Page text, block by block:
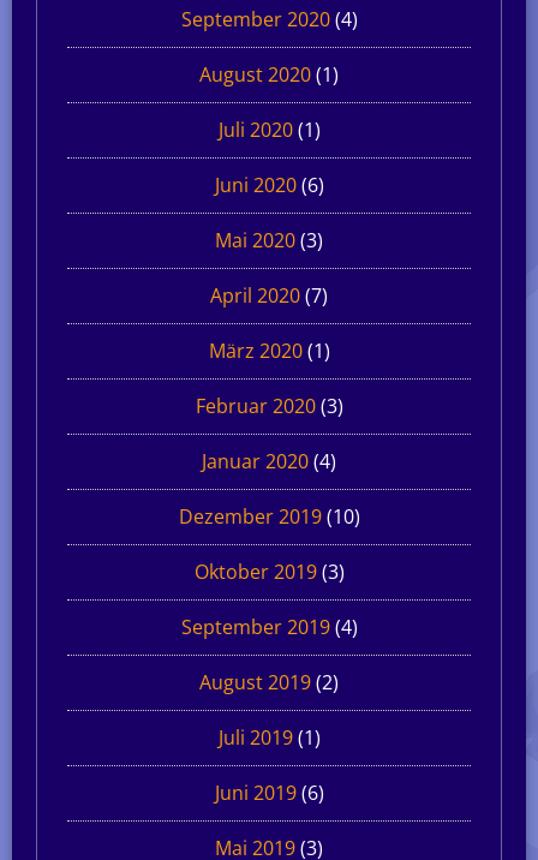
September 2020(4)
August 2020(1)
Juli 2020(1)
Juni 2020(6)
Mai 2020(3)
April 2020(7)
März 2020(1)
Februar 2020(3)
Januar 2020(4)
Dezember 2019(10)
Oktober 2019(3)
September 2019(4)
August 2019(2)
Juli 2019(1)
Juni 2019(6)
Mai 2019(3)